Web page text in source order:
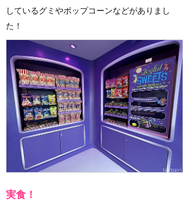
しているグミやポップコーンなどがありまし
た！
実食！